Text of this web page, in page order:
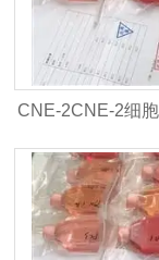
CNE-2CNE-2细
细胞|STR